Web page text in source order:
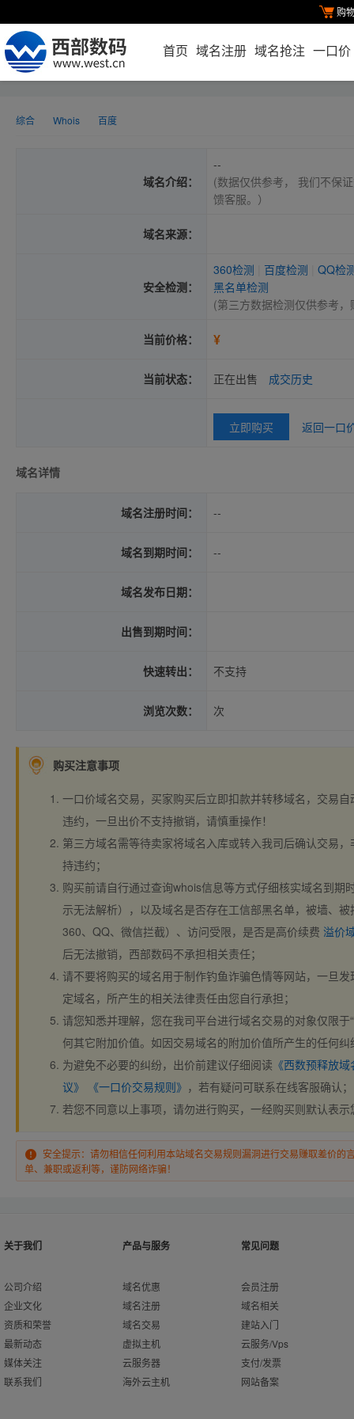
购
首页 域名注册 域名抢注 一口价
综合 Whois 百度
域名介绍：
--
(数据仅供参考， 我们不保
馈客服。）
域名来源：
安全检测：
360检测 百度检测
QQ检
黑名单检测
(第三方数据检测仅供参考
当前价格： ¥
当前状态： 正在出售 成交历史
立即购买 返回一口
域名详情
域名注册时间： --
域名到期时间： --
域名发布日期：
出售到期时间：
快速转出： 不支持
浏览次数： 次
购买注意事项
一口价域名交易，买家购买后立即扣款并转移域名，交易
违约，一旦出价不支持撤销，请慎重操作！
第三方域名需等待卖家将域名入库或转入我司后确认交易
持违约；
购买前请自行通过查询whois信息等方式仔细核实域名到期
示无法解析），以及域名是否存在工信部黑名单，被墙、
360、QQ、微信拦截）、访问受限，是否是高价续费 溢价
后无法撤销，西部数码不承担相关责任；
请不要将购买的域名用于制作钓鱼诈骗色情等网站，一旦
定域名，所产生的相关法律责任由您自行承担；
请您知悉并理解，您在我司平台进行域名交易的对象仅限于
何其它附加价值。如因交易域名的附加价值所产生的任何
为避免不必要的纠纷，出价前建议仔细阅读 《西数预释放
议》
《一口价交易规则》 ，若有疑问可联系在线客服确认；
若您不同意以上事项，请勿进行购买，一经购买则默认表
安全提示：请勿相信任何利用本站域名交易规则漏洞进行交易赚取差价的
单、兼职或返利等，谨防网络诈骗！
关于我们
公司介绍
企业文化
资质和荣誉
最新动态
媒体关注
联系我们
产品与服务
域名优惠
域名注册
域名交易
虚拟主机
云服务器
海外云主机
常见问题
会员注册
域名相关
建站入门
云服务/Vps
支付/发票
网站备案